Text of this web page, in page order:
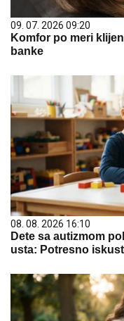
09. 07. 2026 09:20
Komfor po meri
banke
08. 08. 2026 16:10
Dete sa autizmom
usta: Potresno